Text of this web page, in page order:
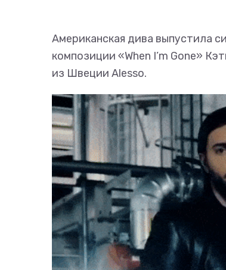
Американская дива выпустила
композиции «When I’m Gone»
из Швеции Alesso.